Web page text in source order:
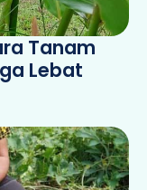
Tanam
Lebat